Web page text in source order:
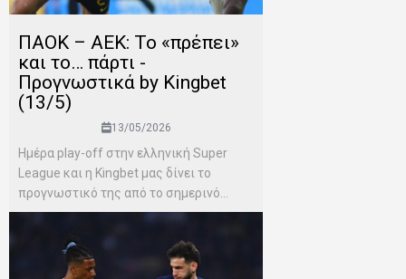
ΠΑΟΚ – ΑΕΚ: Το «πρέπει»
και το… πάρτι -
Προγνωστικά by Kingbet
(13/5)
13/05/2026
Ημέρα play-off στην ελληνική Super
League και η Kingbet μας δίνει το
προγνωστικό της από το σημερινό...